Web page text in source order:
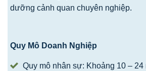
dưỡng cảnh quan chuyên nghiệp.
Quy Mô Doanh Nghiệp
Quy mô nhân sự: Khoảng 10 –